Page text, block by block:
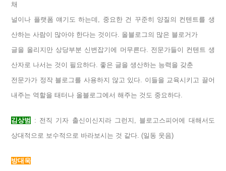
채
널이나 플랫폼 얘기도 하는데, 중요한 건 꾸준히 양질의 컨텐트를 생
산하는 사람이 많아야 한다는 것이다. 올블로그의 많은 블로거가
글을 올리지만 상당부분 신변잡기에 머무른다. 전문가들이 컨텐트 생
산자로 나서는 것이 필요하다. 좋은 글을 생산하는 능력을 갖춘
전문가가 정작 블로그를 사용하지 않고 있다. 이들을 교육시키고 끌어
내주는 역할을 태터나 올블로그에서 해주는 것도 중요하다.
김상범
: 전직 기자 출신이신지라 그런지, 블로고스피어에 대해서도
상대적으로 보수적으로 바라보시는 것 같다. (일동 웃음)
방대욱